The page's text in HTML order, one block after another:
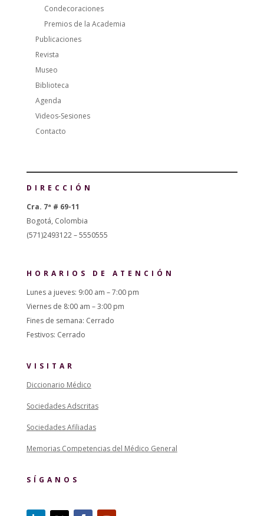
Condecoraciones
Premios de la Academia
Publicaciones
Revista
Museo
Biblioteca
Agenda
Videos-Sesiones
Contacto
DIRECCIÓN
Cra. 7ª # 69-11
Bogotá, Colombia
(571)2493122 – 5550555
HORARIOS DE ATENCIÓN
Lunes a jueves: 9:00 am – 7:00 pm
Viernes de 8:00 am – 3:00 pm
Fines de semana: Cerrado
Festivos: Cerrado
VISITAR
Diccionario Médico
Sociedades Adscritas
Sociedades Afiliadas
Memorias Competencias del Médico General
SÍGANOS